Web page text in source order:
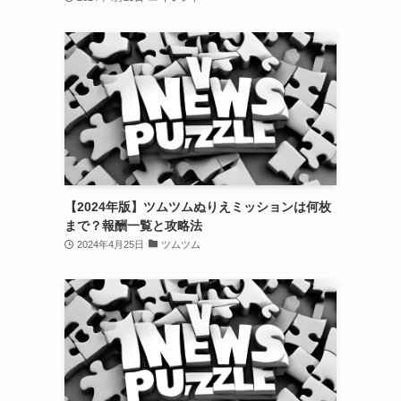
【2024年版】ツムツムぬりえミッションは何枚
まで？報酬一覧と攻略法
2024年4月25日 ツムツム